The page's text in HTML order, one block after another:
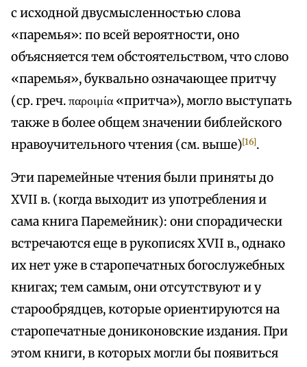
с исходной двусмысленностью слова
«паремья»: по всей вероятности, оно
объясняется тем обстоятельством, что слово
«паремья», буквально означающее притчу
(ср. греч. παροιμία «притча»), могло выступать
также в более общем значении библейского
нравоучительного чтения (см. выше)[16].
Эти паремейные чтения были приняты до
XVII в. (когда выходит из употребления и
сама книга Паремейник): они спорадически
встречаются еще в рукописях XVII в., однако
их нет уже в старопечатных богослужебных
книгах; тем самым, они отсутствуют и у
старообрядцев, которые ориентируются на
старопечатные дониконовские издания. При
этом книги, в которых могли бы появиться